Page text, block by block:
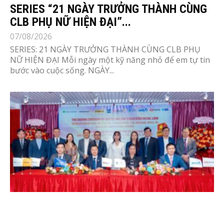
SERIES “21 NGÀY TRƯỞNG THÀNH CÙNG
CLB PHỤ NỮ HIỆN ĐẠI”...
07/08/2026
SERIES: 21 NGÀY TRƯỞNG THÀNH CÙNG CLB PHỤ
NỮ HIỆN ĐẠI Mỗi ngày một kỹ năng nhỏ để em tự tin
bước vào cuộc sống. NGÀY...